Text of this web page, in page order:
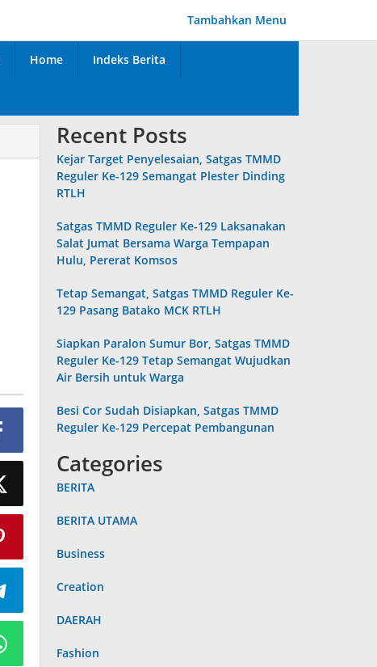
Tambahkan Menu
Home Indeks Berita
Recent Posts
Kejar Target Penyelesaian, Satgas TMMD
Reguler Ke-129 Semangat Plester Dinding
RTLH
Satgas TMMD Reguler Ke-129 Laksanakan
Salat Jumat Bersama Warga Tempapan
Hulu, Pererat Komsos
Tetap Semangat, Satgas TMMD Reguler Ke-
129 Pasang Batako MCK RTLH
Siapkan Paralon Sumur Bor, Satgas TMMD
Reguler Ke-129 Tetap Semangat Wujudkan
Air Bersih untuk Warga
Besi Cor Sudah Disiapkan, Satgas TMMD
Reguler Ke-129 Percepat Pembangunan
Categories
BERITA
BERITA UTAMA
Business
Creation
DAERAH
Fashion